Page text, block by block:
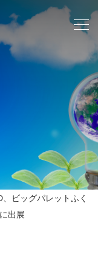
ビッグパレットふく
出展